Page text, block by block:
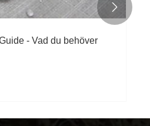
- Vad du behöver
